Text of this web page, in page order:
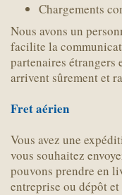
Chargements
Nous avons un
facilite la
partenaires étrangers
arrivent sûrement et
Fret aérien
Vous avez une
vous souhaitez
pouvons prendre en
entreprise ou dépôt